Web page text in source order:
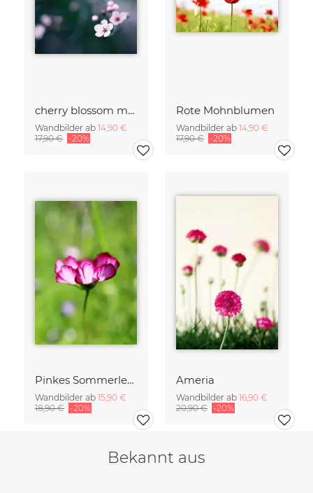
cherry blossom moments II
Wandbilder ab 14,90 €
17,90 € -20%
Rote Mohnblumen
Wandbilder ab 14,90 €
17,90 € -20%
Pinkes Sommerleuchten
Wandbilder ab 15,90 €
18,90 € -20%
Ameria
Wandbilder ab 16,90 €
20,90 € -20%
Bekannt aus